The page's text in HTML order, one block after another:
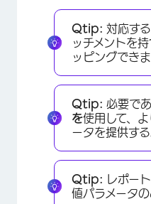
Qtip: 対応す
ッチメントを
ッピングできま
Qtip: 必要であ
を使用して、
ータを提供する
Qtip: レポー
値パラメータの